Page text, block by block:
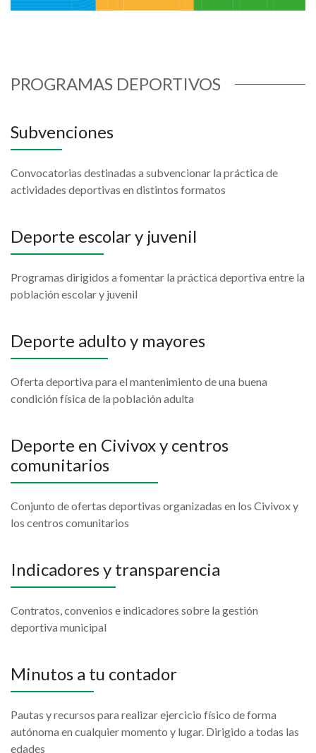
PROGRAMAS DEPORTIVOS
Subvenciones
Convocatorias destinadas a subvencionar la práctica de
actividades deportivas en distintos formatos
Deporte escolar y juvenil
Programas dirigidos a fomentar la práctica deportiva entre la
población escolar y juvenil
Deporte adulto y mayores
Oferta deportiva para el mantenimiento de una buena
condición física de la población adulta
Deporte en Civivox y centros
comunitarios
Conjunto de ofertas deportivas organizadas en los Civivox y
los centros comunitarios
Indicadores y transparencia
Contratos, convenios e indicadores sobre la gestión
deportiva municipal
Minutos a tu contador
Pautas y recursos para realizar ejercicio físico de forma
autónoma en cualquier momento y lugar. Dirigido a todas las
edades